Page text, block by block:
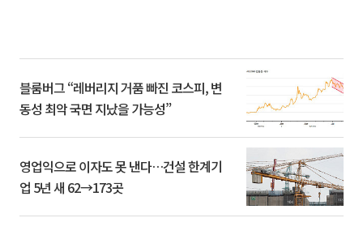
블룸버그 “레버리지 거품 빠진 코스피, 변
동성 최악 국면 지났을 가능성”
영업익으로 이자도 못 낸다…건설 한계기
업 5년 새 62→173곳